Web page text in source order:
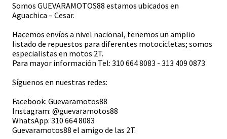
Somos GUEVARAMOTOS88 estamos ubicados en
Aguachica – Cesar.
Hacemos envíos a nivel nacional, tenemos un amplio
listado de repuestos para diferentes motocicletas; somos
especialistas en motos 2T.
Para mayor información Tel: 310 664 8083 - 313 409 0873
Síguenos en nuestras redes:
Facebook: Guevaramotos88
Instagram: @guevaramotos88
WhatsApp: 310 664 8083
Guevaramotos88 el amigo de las 2T.